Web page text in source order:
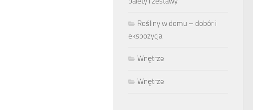
Rośliny w domu – dobór i
ekspozycja
Wnętrze
Wnętrze